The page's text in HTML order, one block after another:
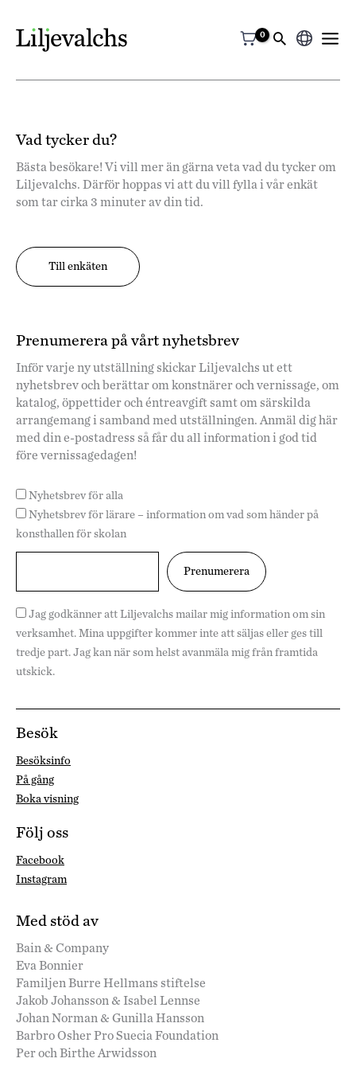
Välj
ett
Vad tycker du?
Bästa besökare! Vi vill mer än gärna veta vad du tycker om
Liljevalchs. Därför hoppas vi att du vill fylla i vår enkät
som tar cirka 3 minuter av din tid.
Till enkäten
Prenumerera på vårt nyhetsbrev
Inför varje ny utställning skickar Liljevalchs ut ett
nyhetsbrev och berättar om konstnärer och vernissage, om
katalog, öppettider och éntreavgift samt om särskilda
arrangemang i samband med utställningen. Anmäl dig här
med din e-postadress så får du all information i god tid
före vernissagedagen!
Nyhetsbrev för alla
Nyhetsbrev för lärare – information om vad som händer på
konsthallen för skolan
Jag godkänner att Liljevalchs mailar mig information om sin
verksamhet. Mina uppgifter kommer inte att säljas eller ges till
tredje part. Jag kan när som helst avanmäla mig från framtida
utskick.
Besök
Besöksinfo
På gång
Boka visning
Följ oss
Facebook
Instagram
Med stöd av
Bain & Company
Eva Bonnier
Familjen Burre Hellmans stiftelse
Jakob Johansson & Isabel Lennse
Johan Norman & Gunilla Hansson
Barbro Osher Pro Suecia Foundation
Per och Birthe Arwidsson